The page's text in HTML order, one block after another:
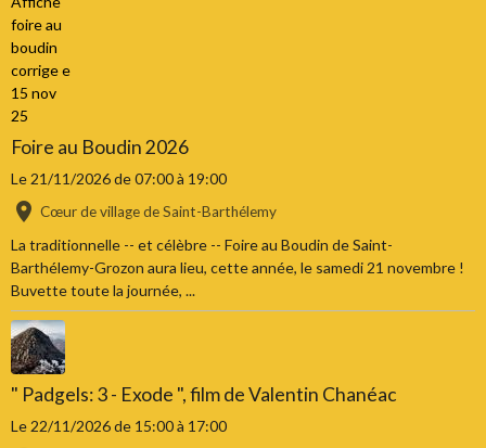
Foire au Boudin 2026
Le 21/11/2026de 07:00à 19:00
Cœur de village de Saint-Barthélemy
La traditionnelle -- et célèbre -- Foire au Boudin de Saint-
Barthélemy-Grozon aura lieu, cette année, le samedi 21 novembre !
Buvette toute la journée, ...
" Padgels: 3 - Exode ", film de Valentin Chanéac
Le 22/11/2026de 15:00à 17:00